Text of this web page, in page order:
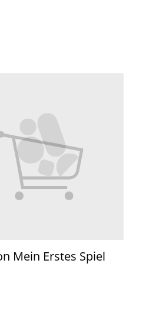
Mein Erstes Spiel